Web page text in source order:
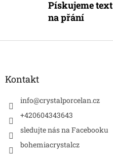
Pískujeme text
na přání
Kontakt
info@crystalporcelan.cz
+420604343643
sledujte nás na Facebooku
bohemiacrystalcz